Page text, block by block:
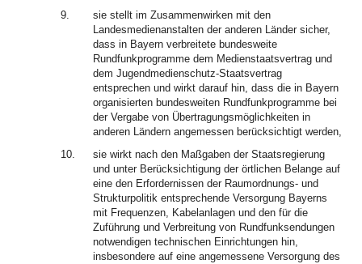
9.
sie stellt im Zusammenwirken mit den
Landesmedienanstalten der anderen Länder sicher,
dass in Bayern verbreitete bundesweite
Rundfunkprogramme dem Medienstaatsvertrag und
dem Jugendmedienschutz-Staatsvertrag
entsprechen und wirkt darauf hin, dass die in Bayern
organisierten bundesweiten Rundfunkprogramme bei
der Vergabe von Übertragungsmöglichkeiten in
anderen Ländern angemessen berücksichtigt werden,
10.
sie wirkt nach den Maßgaben der Staatsregierung
und unter Berücksichtigung der örtlichen Belange auf
eine den Erfordernissen der Raumordnungs- und
Strukturpolitik entsprechende Versorgung Bayerns
mit Frequenzen, Kabelanlagen und den für die
Zuführung und Verbreitung von Rundfunksendungen
notwendigen technischen Einrichtungen hin,
insbesondere auf eine angemessene Versorgung des